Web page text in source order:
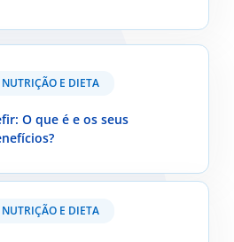
NUTRIÇÃO E DIETA
O que é e os seus
benefícios?
NUTRIÇÃO E DIETA
alimentar dos Estados
indicada para a população